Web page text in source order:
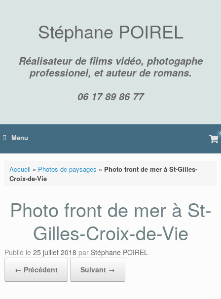
Stéphane POIREL
Réalisateur de films vidéo, photogaphe
professionel, et auteur de romans.
06 17 89 86 77
Menu 0
Accueil » Photos de paysages » Photo front de mer à St-Gilles-
Croix-de-Vie
Photo front de mer à St-
Gilles-Croix-de-Vie
Publié le 25 juillet 2018 par Stéphane POIREL
← Précédent
Suivant →